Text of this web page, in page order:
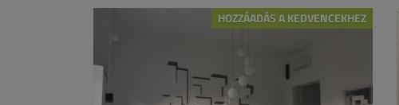
HOZZÁADÁS A KEDVENCEKHEZ